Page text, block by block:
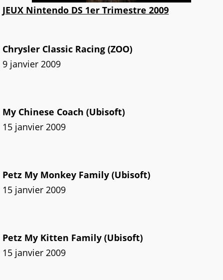
JEUX Nintendo DS 1er Trimestre 2009
Chrysler Classic Racing (ZOO)
9 janvier 2009
My Chinese Coach (Ubisoft)
15 janvier 2009
Petz My Monkey Family (Ubisoft)
15 janvier 2009
Petz My Kitten Family (Ubisoft)
15 janvier 2009